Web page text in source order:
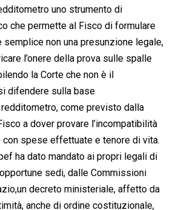
uno strumento di
che permette al Fisco di formulare
semplice non una presunzione legale,
l’onere della prova sulle spalle
la Corte che non è il
difendere sulla base
redditometro, come previsto dalla
a dover provare l’incompatibilità
spese effettuate e tenore di vita.
ha dato mandato ai propri legali di
sedi, dalle Commissioni
decreto ministeriale, affetto da
anche di ordine costituzionale,